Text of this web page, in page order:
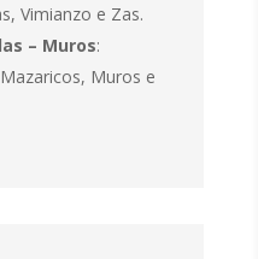
Vimianzo e Zas.
– Muros:
Muros e